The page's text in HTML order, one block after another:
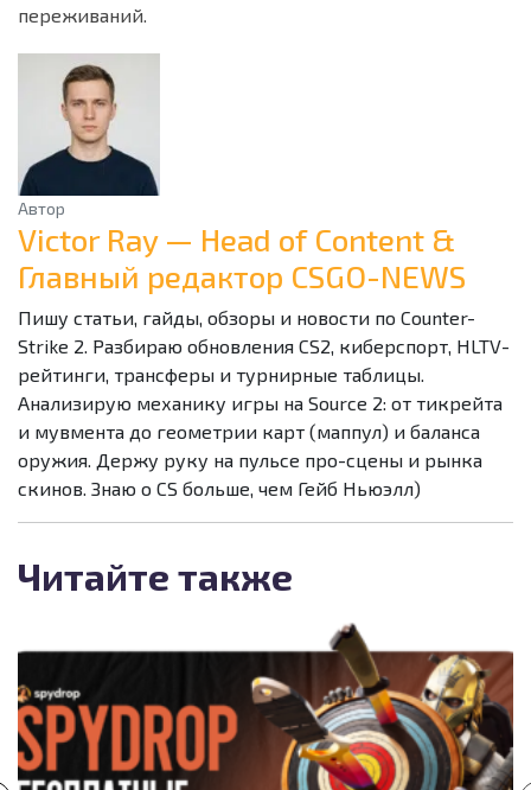
переживаний.
Автор
Victor Ray — Head of Content &
Главный редактор CSGO-NEWS
Пишу статьи, гайды, обзоры и новости по Counter-
Strike 2. Разбираю обновления CS2, киберспорт, HLTV-
рейтинги, трансферы и турнирные таблицы.
Анализирую механику игры на Source 2: от тикрейта
и мувмента до геометрии карт (маппул) и баланса
оружия. Держу руку на пульсе про-сцены и рынка
скинов. Знаю о CS больше, чем Гейб Ньюэлл)
Читайте также